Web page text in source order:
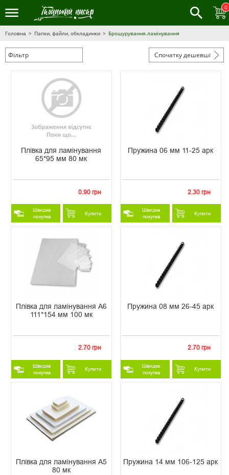
0
Головна Папки, файли, обкладинки Брошурування.ламінування
Фільтр Спочатку дешевші
Плівка для ламінування
65*95 мм 80 мк
0.90 грн
Швидка
покупка
Купити
Пружина 06 мм 11-25 арк
2.30 грн
Швидка
покупка
Купити
Плівка для ламінування А6
111*154 мм 100 мк
2.70 грн
Швидка
покупка
Купити
Пружина 08 мм 26-45 арк
2.70 грн
Швидка
покупка
Купити
Плівка для ламінування А5
80 мк
Пружина 14 мм 106-125 арк